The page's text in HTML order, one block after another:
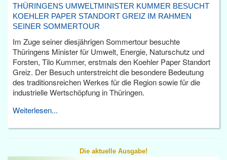
THÜRINGENS UMWELTMINISTER KUMMER BESUCHT
KOEHLER PAPER STANDORT GREIZ IM RAHMEN
SEINER SOMMERTOUR
Im Zuge seiner diesjährigen Sommertour besuchte
Thüringens Minister für Umwelt, Energie, Naturschutz und
Forsten, Tilo Kummer, erstmals den Koehler Paper Standort
Greiz. Der Besuch unterstreicht die besondere Bedeutung
des traditionsreichen Werkes für die Region sowie für die
industrielle Wertschöpfung in Thüringen.
Weiterlesen...
Die aktuelle Ausgabe!